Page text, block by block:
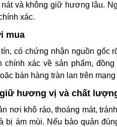
và không giữ hương lâu.
xác.
mua
có chứng nhận nguồn
chính xác về sản phẩm,
bán hàng tràn lan trên
hương vị và chất
nơi khô ráo, thoáng mát,
bị ám mùi. Nếu bảo quản